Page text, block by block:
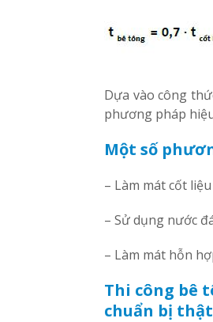
Dựa vào công
phương pháp
Một số
– Làm mát cốt
– Sử dụng nước
– Làm mát hỗn
Thi công bê
chuẩn bị